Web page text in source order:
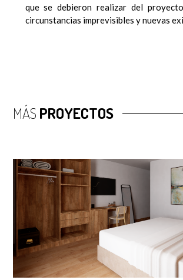
que se debieron realizar del
circunstancias imprevisibles y nuevas
MÁS PROYECTOS